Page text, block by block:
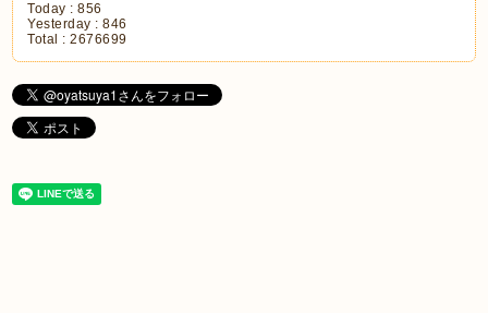
Today :856
Yesterday :846
Total :2676699